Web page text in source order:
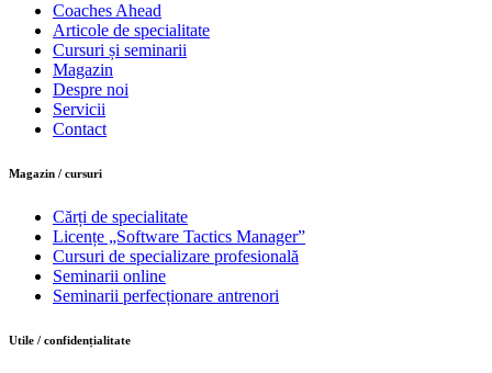
Coaches Ahead
Articole de specialitate
Cursuri și seminarii
Magazin
Despre noi
Servicii
Contact
Magazin / cursuri
Cărți de specialitate
Licențe „Software Tactics Manager”
Cursuri de specializare profesională
Seminarii online
Seminarii perfecționare antrenori
Utile / confidențialitate